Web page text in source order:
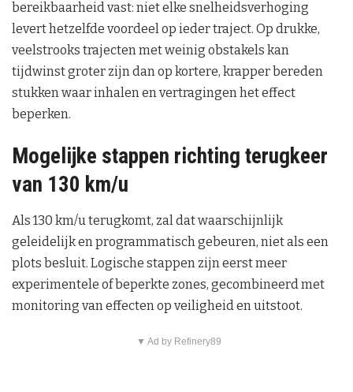
bereikbaarheid vast: niet elke snelheidsverhoging
levert hetzelfde voordeel op ieder traject. Op drukke,
veelstrooks trajecten met weinig obstakels kan
tijdwinst groter zijn dan op kortere, krapper bereden
stukken waar inhalen en vertragingen het effect
beperken.
Mogelijke stappen richting terugkeer
van 130 km/u
Als 130 km/u terugkomt, zal dat waarschijnlijk
geleidelijk en programmatisch gebeuren, niet als een
plots besluit. Logische stappen zijn eerst meer
experimentele of beperkte zones, gecombineerd met
monitoring van effecten op veiligheid en uitstoot.
▼ Ad by Refinery89